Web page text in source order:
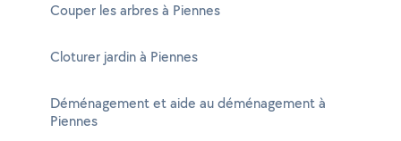
Couper les arbres à Piennes
Cloturer jardin à Piennes
Déménagement et aide au déménagement à
Piennes